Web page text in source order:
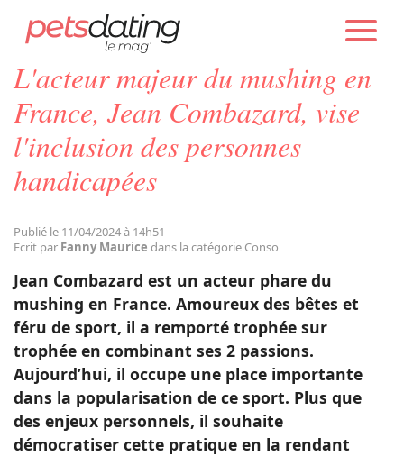
Chien
Chat
Tops
Sauvetages
Conso
PETS DATING ACTUALITÉS CONSO
L'acteur majeur du mushing en
France, Jean Combazard, vise
l'inclusion des personnes
handicapées
Publié le 11/04/2024 à 14h51
Ecrit par Fanny Maurice dans la catégorie Conso
Jean Combazard est un acteur phare du
mushing en France. Amoureux des bêtes et
féru de sport, il a remporté trophée sur
trophée en combinant ses 2 passions.
Aujourd’hui, il occupe une place importante
dans la popularisation de ce sport. Plus que
des enjeux personnels, il souhaite
démocratiser cette pratique en la rendant